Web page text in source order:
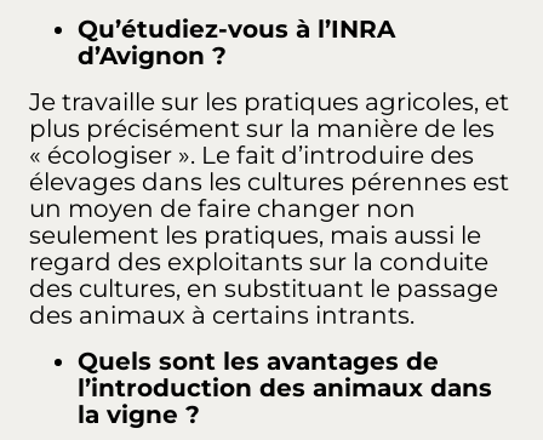
Qu’étudiez-vous à l’INRA
d’Avignon ?
Je travaille sur les pratiques agricoles, et
plus précisément sur la manière de les
« écologiser ». Le fait d’introduire des
élevages dans les cultures pérennes est
un moyen de faire changer non
seulement les pratiques, mais aussi le
regard des exploitants sur la conduite
des cultures, en substituant le passage
des animaux à certains intrants.
Quels sont les avantages de
l’introduction des animaux dans
la vigne ?